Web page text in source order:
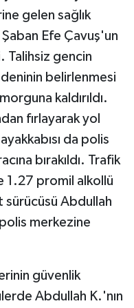
gelen sağlık
Efe Çavuş'un
Talihsiz gencin
belirlenmesi
kaldırıldı.
fırlayarak yol
da polis
bırakıldı. Trafik
1.27 promil alkollü
Abdullah
merkezine
güvenlik
Abdullah K.'nın